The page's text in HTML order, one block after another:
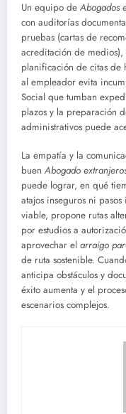
Un equipo de Abogados
con auditorías
pruebas (cartas de
acreditación de
planificación de citas de
al empleador evita
Social que tumban
plazos y la preparación
administrativos puede
La empatía y la
buen Abogado
puede lograr, en qué
atajos inseguros ni
viable, propone rutas
por estudios a
aprovechar el arraigo
de ruta sostenible.
anticipa obstáculos y
éxito aumenta y el
escenarios complejos.